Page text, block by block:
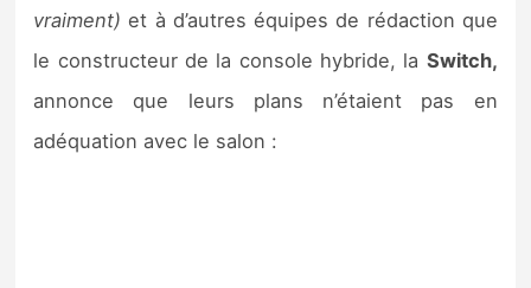
vraiment) et à d’autres équipes de rédaction que
le constructeur de la console hybride, la Switch,
annonce que leurs plans n’étaient pas en
adéquation avec le salon :